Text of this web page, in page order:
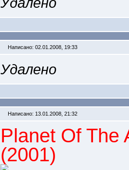
Написано: 02.01.2008, 19:33
Удалено
Написано: 13.01.2008, 21:32
Planet Of The
(2001)